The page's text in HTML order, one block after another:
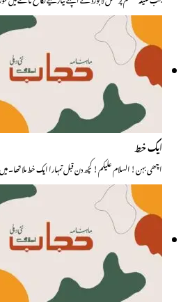
ایک خط
اچھی بہن! السلام علیکم! کچھ دن قبل تمہارا ایک خط ملا تھا۔